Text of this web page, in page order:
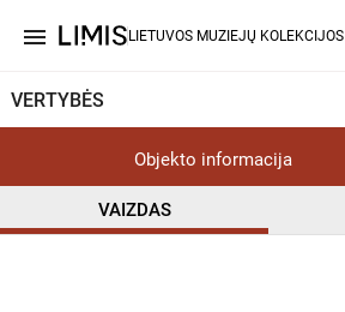
menu LIETUVOS MUZIEJŲ KOLEKCIJOS
VERTYBĖS
Objekto informacija
VAIZDAS